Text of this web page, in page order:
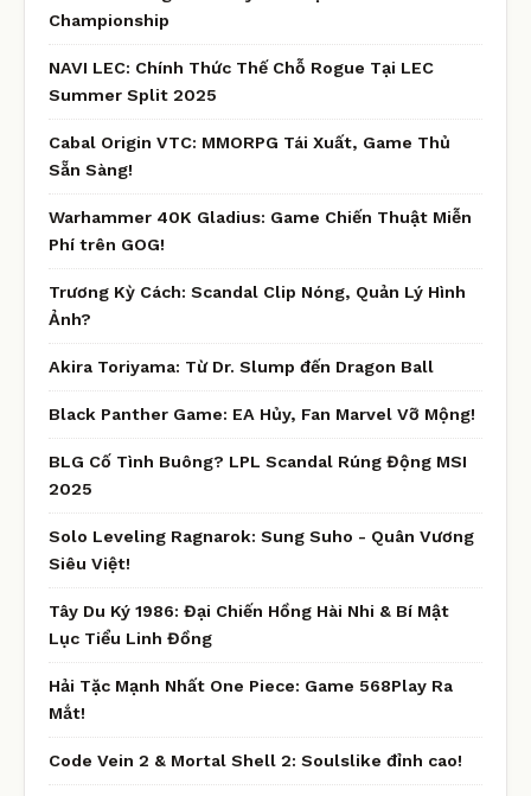
Championship
NAVI LEC: Chính Thức Thế Chỗ Rogue Tại LEC
Summer Split 2025
Cabal Origin VTC: MMORPG Tái Xuất, Game Thủ
Sẵn Sàng!
Warhammer 40K Gladius: Game Chiến Thuật Miễn
Phí trên GOG!
Trương Kỳ Cách: Scandal Clip Nóng, Quản Lý Hình
Ảnh?
Akira Toriyama: Từ Dr. Slump đến Dragon Ball
Black Panther Game: EA Hủy, Fan Marvel Vỡ Mộng!
BLG Cố Tình Buông? LPL Scandal Rúng Động MSI
2025
Solo Leveling Ragnarok: Sung Suho - Quân Vương
Siêu Việt!
Tây Du Ký 1986: Đại Chiến Hồng Hài Nhi & Bí Mật
Lục Tiểu Linh Đồng
Hải Tặc Mạnh Nhất One Piece: Game 568Play Ra
Mắt!
Code Vein 2 & Mortal Shell 2: Soulslike đỉnh cao!